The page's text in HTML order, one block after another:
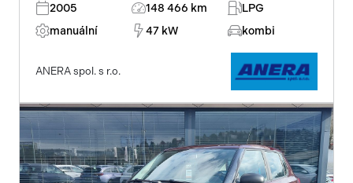
2005 148 466 km
LPG
manuální
47 kW kombi
ANERA spol. s r.o.